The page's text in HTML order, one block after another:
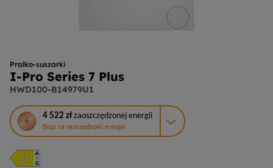
Pralko-suszarki
I-Pro Series 7 Plus
HWD100-B14979U1
4 522 zł zaoszczędzonej energii
Brąz za oszczędność energii
To
działanie
otworzy
narzędzie
do